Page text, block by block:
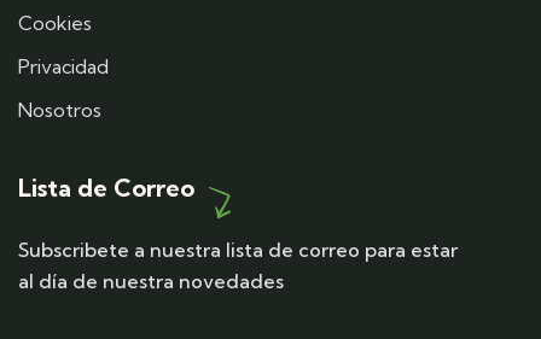
Cookies
Privacidad
Nosotros
Lista de Correo
Subscribete a nuestra lista de correo para estar
al día de nuestra novedades